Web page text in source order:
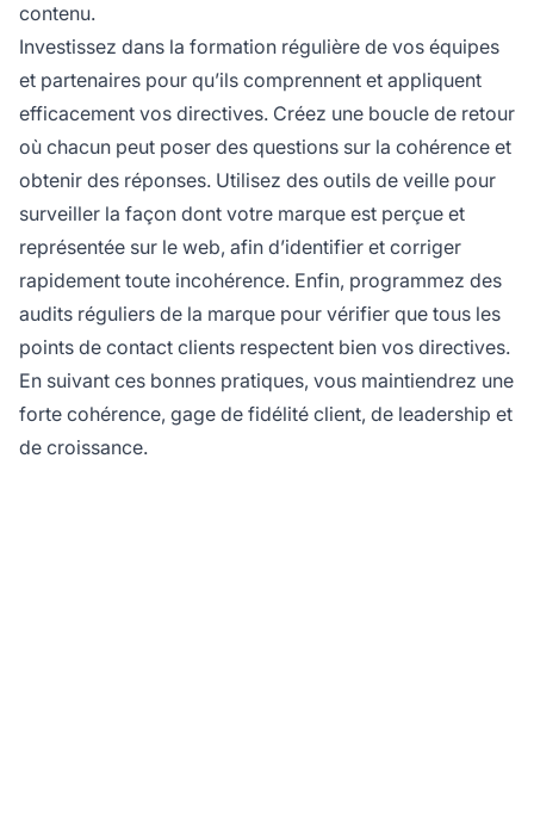
contenu.
Investissez dans la formation régulière de vos équipes
et partenaires pour qu’ils comprennent et appliquent
efficacement vos directives. Créez une boucle de retour
où chacun peut poser des questions sur la cohérence et
obtenir des réponses. Utilisez des outils de veille pour
surveiller la façon dont votre marque est perçue et
représentée sur le web, afin d’identifier et corriger
rapidement toute incohérence. Enfin, programmez des
audits réguliers de la marque pour vérifier que tous les
points de contact clients respectent bien vos directives.
En suivant ces bonnes pratiques, vous maintiendrez une
forte cohérence, gage de fidélité client, de leadership et
de croissance.